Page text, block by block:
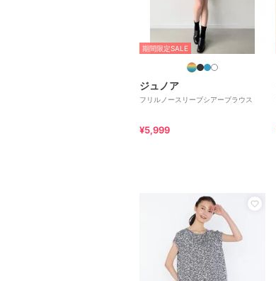
期間限定SALE
ジュノア
フリルノースリーブシアーブラウス
¥5,999